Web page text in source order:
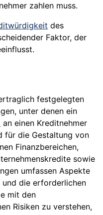
zahlen muss.
des
Faktor, der
festgelegten
unter denen ein
an einen Kreditnehmer
für die Gestaltung von
Finanzbereichen,
sowie
umfassen Aspekte
und die erforderlichen
mit den
Risiken zu verstehen,